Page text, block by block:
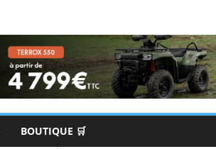
BOUTIQUE 🛒